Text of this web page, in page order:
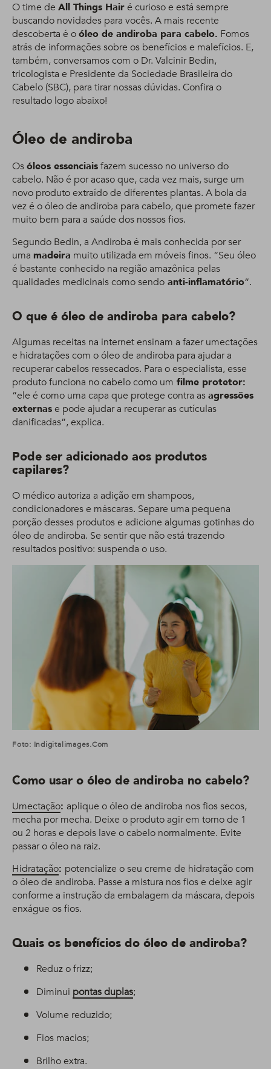
O time de All Things Hairé curioso e está sempre
buscando novidades para vocês. A mais recente
descoberta é oóleo de andiroba para cabelo. Fomos
atrás de informações sobre os benefícios e malefícios. E,
também, conversamos com o Dr. Valcinir Bedin,
tricologista e Presidente da Sociedade Brasileira do
Cabelo (SBC), para tirar nossas dúvidas. Confira o
resultado logo abaixo!
Óleo de andiroba
Osóleos essenciaisfazem sucesso no universo do
cabelo. Não é por acaso que, cada vez mais, surge um
novo produto extraído de diferentes plantas. A bola da
vez é o óleo de andiroba para cabelo, que promete fazer
muito bem para a saúde dos nossos fios.
Segundo Bedin, a Andiroba é mais conhecida por ser
uma madeira muito utilizada em móveis finos. “Seu óleo
é bastante conhecido na região amazônica pelas
qualidades medicinais como sendo anti-inflamatório“.
O que é óleo de andiroba para cabelo?
Algumas receitas na internet ensinam a fazer umectações
e hidratações com o óleo de andiroba para ajudar a
recuperar cabelos ressecados. Para o especialista, esse
produto funciona no cabelo como um filme protetor:
“ele é como uma capa que protege contra asagressões
externase pode ajudar a recuperar as cutículas
danificadas”, explica.
Pode ser adicionado aos produtos
capilares?
O médico autoriza a adição em shampoos,
condicionadores e máscaras. Separe uma pequena
porção desses produtos e adicione algumas gotinhas do
óleo de andiroba. Se sentir que não está trazendo
resultados positivo: suspenda o uso.
Foto: Indigitalimages.com
Como usar o óleo de andiroba no cabelo?
Umectação: aplique o óleo de andiroba nos fios secos,
mecha por mecha. Deixe o produto agir em torno de 1
ou 2 horas e depois lave o cabelo normalmente. Evite
passar o óleo na raiz.
Hidratação: potencialize o seu creme de hidratação com
o óleo de andiroba. Passe a mistura nos fios e deixe agir
conforme a instrução da embalagem da máscara, depois
enxágue os fios.
Quais os benefícios do óleo de andiroba?
Reduz o frizz;
Diminui pontas duplas;
Volume reduzido;
Fios macios;
Brilho extra.